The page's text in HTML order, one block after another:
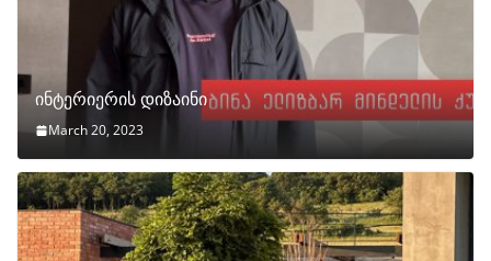
ინტერიერის დიზაინი
March 20, 2023